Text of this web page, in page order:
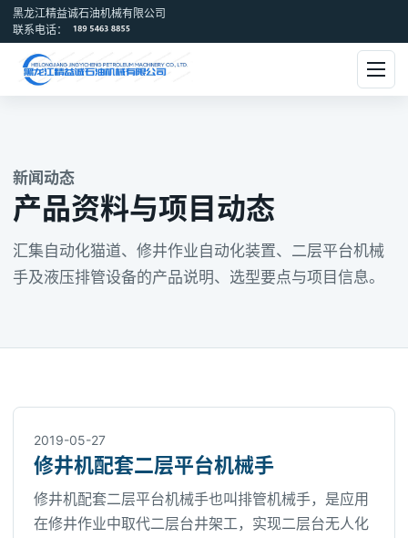
黑龙江精益诚石油机械有限公司
联系电话：
新闻动态
产品资料与项目动态
汇集自动化猫道、修井作业自动化装置、二层平台机械
手及液压排管设备的产品说明、选型要点与项目信息。
2019-05-27
修井机配套二层平台机械手
修井机配套二层平台机械手也叫排管机械手，是应用
在修井作业中取代二层台井架工，实现二层台无人化